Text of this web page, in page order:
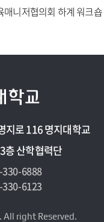
니저협의회 하계 워크
지로 116 명지대학교
층 산학협력단
330-6888
6123
All right Reserved.